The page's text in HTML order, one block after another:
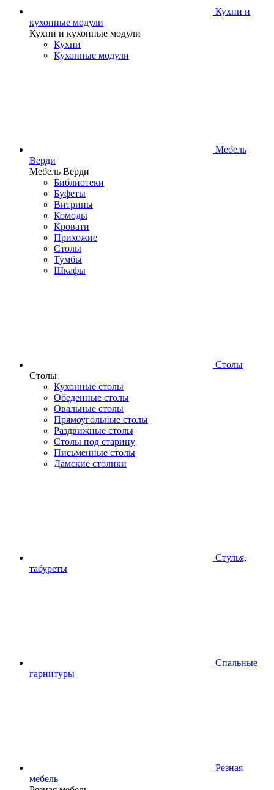
Кухни и
кухонные модули
Кухни и кухонные модули
Кухни
Кухонные модули
Мебель
Верди
Мебель Верди
Библиотеки
Буфеты
Витрины
Комоды
Кровати
Прихожие
Столы
Тумбы
Шкафы
Столы
Столы
Кухонные столы
Обеденные столы
Овальные столы
Прямоугольные столы
Раздвижные столы
Столы под старину
Письменные столы
Дамские столики
Стулья,
табуреты
Спальные
гарнитуры
Резная
мебель